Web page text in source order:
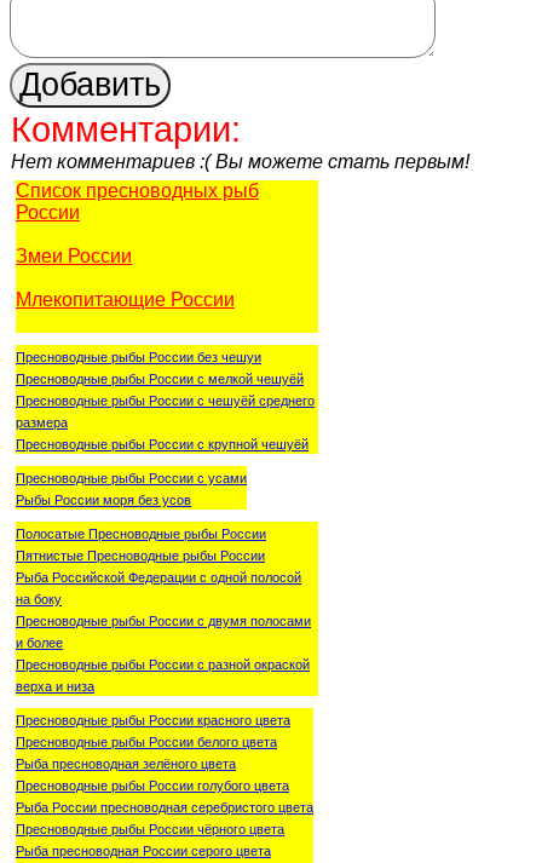
Комментарии:
Нет комментариев :( Вы можете стать первым!
Список пресноводных рыб
России
Змеи России
Млекопитающие России
Пресноводные рыбы России без чешуи
Пресноводные рыбы России с мелкой чешуёй
Пресноводные рыбы России с чешуёй среднего
размера
Пресноводные рыбы России с крупной чешуёй
Пресноводные рыбы России с усами
Рыбы России моря без усов
Полосатые Пресноводные рыбы России
Пятнистые Пресноводные рыбы России
Рыба Российской Федерации с одной полосой
на боку
Пресноводные рыбы России с двумя полосами
и более
Пресноводные рыбы России с разной окраской
верха и низа
Пресноводные рыбы России красного цвета
Пресноводные рыбы России белого цвета
Рыба пресноводная зелёного цвета
Пресноводные рыбы России голубого цвета
Рыба России пресноводная серебристого цвета
Пресноводные рыбы России чёрного цвета
Рыба пресноводная России серого цвета